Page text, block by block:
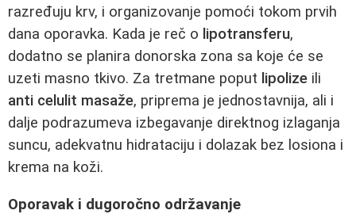
razređuju krv, i organizovanje pomoći tokom prvih
dana oporavka. Kada je reč o lipotransferu,
dodatno se planira donorska zona sa koje će se
uzeti masno tkivo. Za tretmane poput lipolize ili
anti celulit masaže, priprema je jednostavnija, ali i
dalje podrazumeva izbegavanje direktnog izlaganja
suncu, adekvatnu hidrataciju i dolazak bez losiona i
krema na koži.
Oporavak i dugoročno održavanje